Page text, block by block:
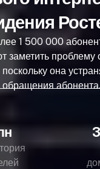
1 500 000
заметить
она
обращения абонента.